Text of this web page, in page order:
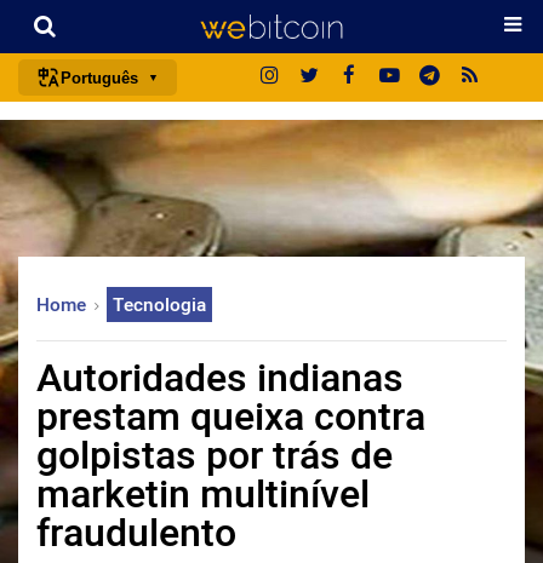
Português
português (BR)
english
español
français
deutsch
中文
русский
한국어
العربية
ไทย
Home Tecnologia
Autoridades indianas
prestam queixa contra
golpistas por trás de
marketin multinível
fraudulento